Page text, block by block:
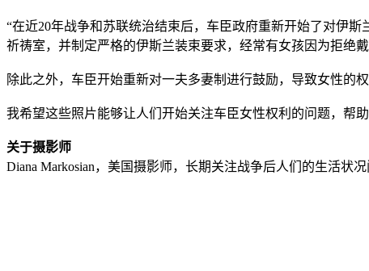
“在近20年战争和苏联统治结束后，车臣政府重新开始了对伊
祈祷室，并制定严格的伊斯兰装束要求，经常有女孩因为拒绝
除此之外，车臣开始重新对一夫多妻制进行鼓励，导致女性的
我希望这些照片能够让人们开始关注车臣女性权利的问题，帮
关于摄影师
Diana Markosian，美国摄影师，长期关注战争后人们的生活状